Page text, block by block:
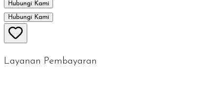
Hubungi Kami
Hubungi Kami
Layanan Pembayaran